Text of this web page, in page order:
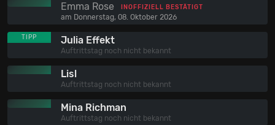
Emma Rose INOFFIZIELL BESTÄTIGT
am Donnerstag, 08. Oktober 2026
TIPP Julia Effekt
Auftrittstag noch nicht bekannt
Lisl
Auftrittstag noch nicht bekannt
Mina Richman
Auftrittstag noch nicht bekannt